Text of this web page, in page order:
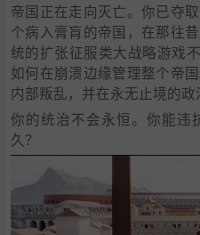
帝国正在走向灭亡。你已夺
个病入膏肓的帝国，在那往
统的扩张征服类大战略游戏
如何在崩溃边缘管理整个帝
内部叛乱，并在永无止境的政
你的统治不会永恒。你能违
久？